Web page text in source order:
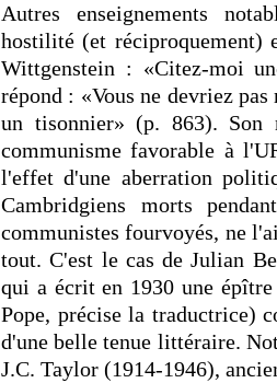
Autres enseignements
hostilité (et réciproquement)
Wittgenstein : «Citez-moi
répond : «Vous ne devriez
un tisonnier» (p. 863). Son
communisme favorable à
l'effet d'une aberration
Cambridgiens morts
communistes fourvoyés, ne
tout. C'est le cas de Julian
qui a écrit en 1930 une
Pope, précise la traductrice)
d'une belle tenue littéraire.
J.C. Taylor (1914-1946),